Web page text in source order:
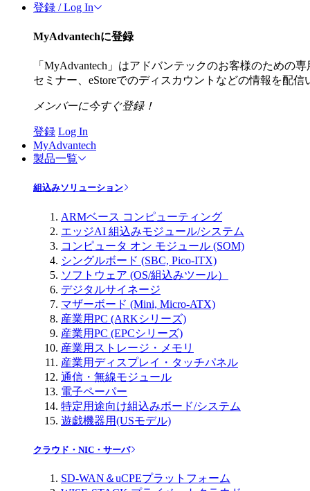
登録 / Log In
MyAdvantechに登録
「MyAdvantech」はアドバンテックのお客様のための
セミナー、eStoreでのディスカウントなどの情報を配信
メンバーに今すぐ登録！
登録 Log In
MyAdvantech
製品一覧
組込みソリューション
ARMベース コンピューティング
エッジAI 組込みモジュール/システム
コンピュータ オン モジュール (SOM)
シングルボード (SBC, Pico-ITX)
ソフトウェア (OS/組込みツール）
デジタルサイネージ
マザーボード (Mini, Micro-ATX)
産業用PC (ARKシリーズ)
産業用PC (EPCシリーズ)
産業用ストレージ・メモリ
産業用ディスプレイ・タッチパネル
通信・無線モジュール
電子ペーパー
特定用途向け組込みボード/システム
遊戯機器用(USモデル)
クラウド・NIC・サーバ
SD-WAN＆uCPEプラットフォーム